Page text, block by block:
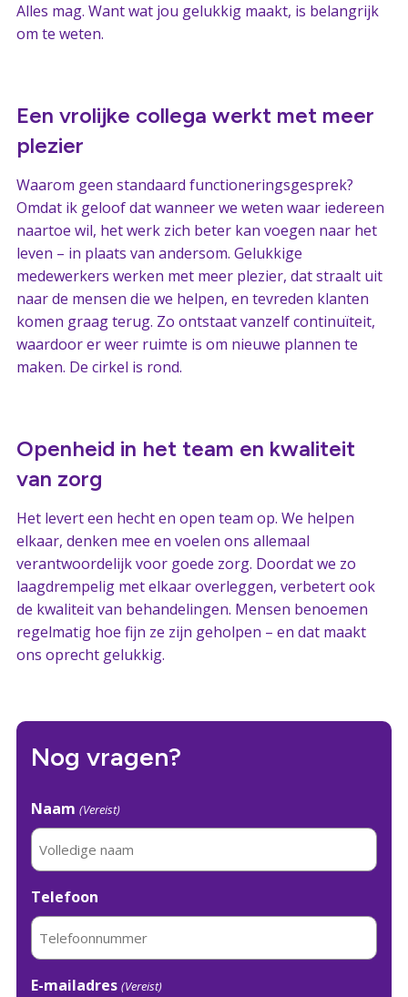
Alles mag. Want wat jou gelukkig maakt, is belangrijk
om te weten.
Een vrolijke collega werkt met meer
plezier
Waarom geen standaard functioneringsgesprek?
Omdat ik geloof dat wanneer we weten waar iedereen
naartoe wil, het werk zich beter kan voegen naar het
leven – in plaats van andersom. Gelukkige
medewerkers werken met meer plezier, dat straalt uit
naar de mensen die we helpen, en tevreden klanten
komen graag terug. Zo ontstaat vanzelf continuïteit,
waardoor er weer ruimte is om nieuwe plannen te
maken. De cirkel is rond.
Openheid in het team en kwaliteit
van zorg
Het levert een hecht en open team op. We helpen
elkaar, denken mee en voelen ons allemaal
verantwoordelijk voor goede zorg. Doordat we zo
laagdrempelig met elkaar overleggen, verbetert ook
de kwaliteit van behandelingen. Mensen benoemen
regelmatig hoe fijn ze zijn geholpen – en dat maakt
ons oprecht gelukkig.
Nog vragen?
Naam (Vereist)
Telefoon
E-mailadres (Vereist)